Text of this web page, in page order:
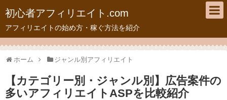
初心者アフィリエイト.com
アフィリエイトの始め方・稼ぐ方法を紹介
ホーム ジャンル別アフィリエイト
【カテゴリー別・ジャンル別】広告案件の
多いアフィリエイトASPを比較紹介